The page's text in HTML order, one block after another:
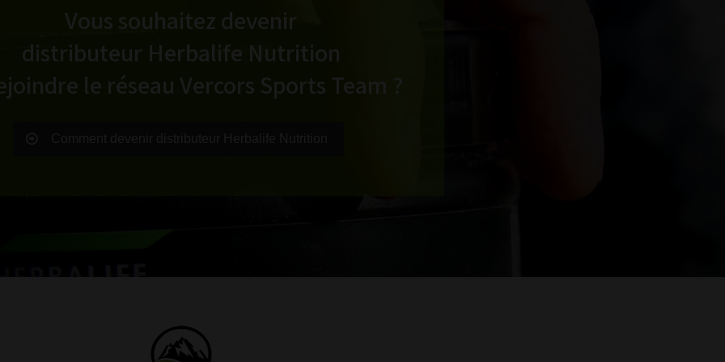
Vous souhaitez devenir
distributeur Herbalife Nutrition
le réseau Vercors Sports Team ?